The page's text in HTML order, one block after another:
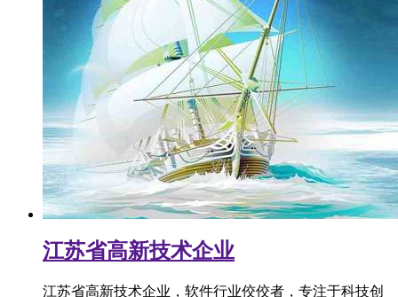
江苏省高新技术企业
江苏省高新技术企业，软件行业佼佼者，专注于科技创